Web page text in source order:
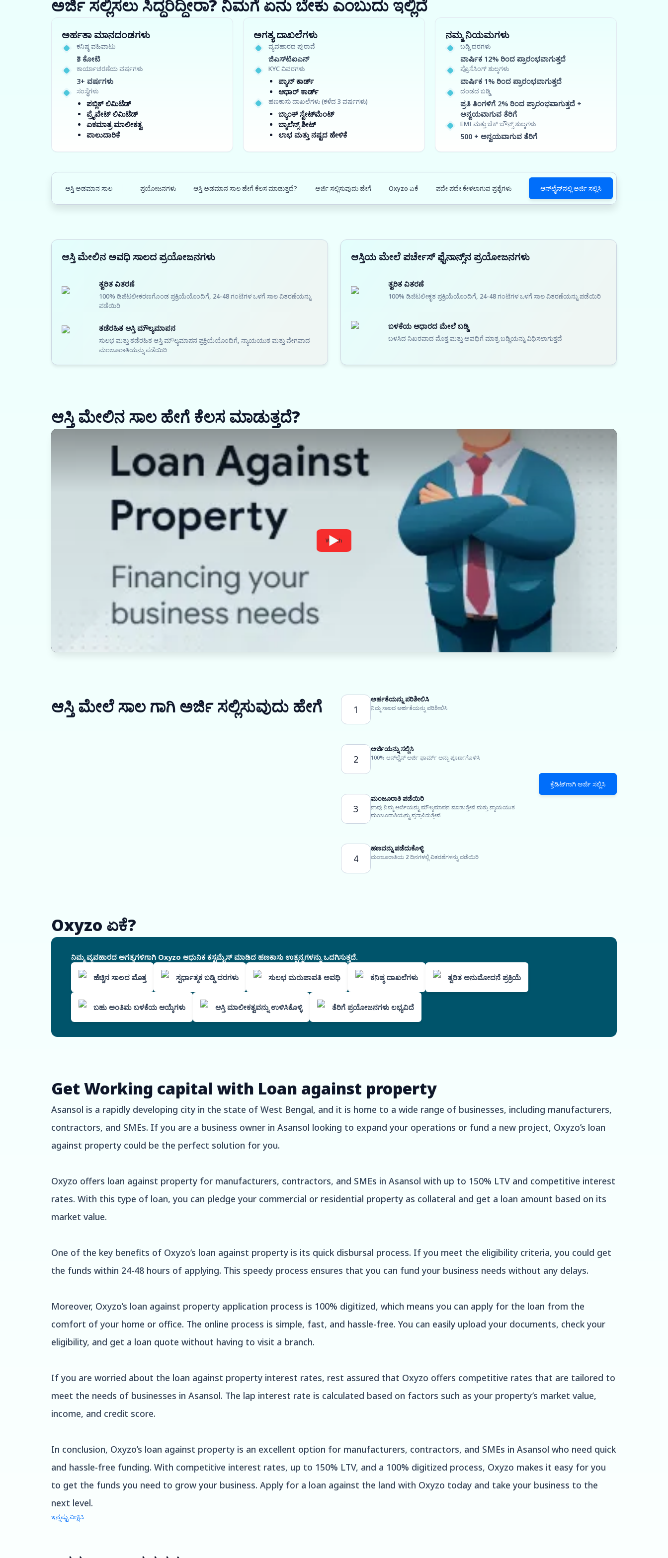
ಅರ್ಜಿ ಸಲ್ಲಿಸಲು ಸಿದ್ಧರಿದ್ದೀರಾ? ನಿಮಗೆ ಏನು ಬೇಕು ಎಂಬುದು ಇಲ್ಲಿದೆ
ಅರ್ಹತಾ ಮಾನದಂಡಗಳು
ಕನಿಷ್ಠ ವಹಿವಾಟು
₹3 ಕೋಟಿ
ಕಾರ್ಯಾಚರಣೆಯ ವರ್ಷಗಳು
3+ ವರ್ಷಗಳು
ಸಂಸ್ಥೆಗಳು
ಪಬ್ಲಿಕ್ ಲಿಮಿಟೆಡ್
ಪ್ರೈವೇಟ್ ಲಿಮಿಟೆಡ್
ಏಕಮಾತ್ರ ಮಾಲೀಕತ್ವ
ಪಾಲುದಾರಿಕೆ
ಅಗತ್ಯ ದಾಖಲೆಗಳು
ವ್ಯವಹಾರದ ಪುರಾವೆ
ಜಿಎಸ್‍ಟಿಐಎನ್
KYC ವಿವರಗಳು
ಪ್ಯಾನ್ ಕಾರ್ಡ್
ಆಧಾರ್ ಕಾರ್ಡ್
ಹಣಕಾಸು ದಾಖಲೆಗಳು (ಕಳೆದ 3 ವರ್ಷಗಳು)
ಬ್ಯಾಂಕ್ ಸ್ಟೇಟ್‌ಮೆಂಟ್
ಬ್ಯಾಲೆನ್ಸ್ ಶೀಟ್
ಲಾಭ ಮತ್ತು ನಷ್ಟದ ಹೇಳಿಕೆ
ನಮ್ಮ ನಿಯಮಗಳು
ಬಡ್ಡಿ ದರಗಳು
ವಾರ್ಷಿಕ 12% ರಿಂದ ಪ್ರಾರಂಭವಾಗುತ್ತದೆ
ಪ್ರೊಸೆಸಿಂಗ್ ಶುಲ್ಕಗಳು
ವಾರ್ಷಿಕ 1% ರಿಂದ ಪ್ರಾರಂಭವಾಗುತ್ತದೆ
ದಂಡದ ಬಡ್ಡಿ
ಪ್ರತಿ ತಿಂಗಳಿಗೆ 2% ರಿಂದ ಪ್ರಾರಂಭವಾಗುತ್ತದೆ +
ಅನ್ವಯವಾಗುವ ತೆರಿಗೆ
EMI ಮತ್ತು ಚೆಕ್ ಬೌನ್ಸ್ ಶುಲ್ಕಗಳು
500 + ಅನ್ವಯವಾಗುವ ತೆರಿಗೆ
ಆಸ್ತಿ ಅಡಮಾನ ಸಾಲ ಪ್ರಯೋಜನಗಳು ಆಸ್ತಿ ಅಡಮಾನ ಸಾಲ ಹೇಗೆ ಕೆಲಸ ಮಾಡುತ್ತದೆ? ಅರ್ಜಿ ಸಲ್ಲಿಸುವುದು ಹೇಗೆ Oxyzo ಏಕೆ ಪದೇ ಪದೇ ಕೇಳಲಾಗುವ ಪ್ರಶ್ನೆಗಳು ಆನ್‌ಲೈನ್‌ನಲ್ಲಿ ಅರ್ಜಿ ಸಲ್ಲಿಸಿ
ಆಸ್ತಿ ಮೇಲಿನ ಅವಧಿ ಸಾಲದ ಪ್ರಯೋಜನಗಳು
ತ್ವರಿತ ವಿತರಣೆ
100% ಡಿಜಿಟಲೀಕರಣಗೊಂಡ ಪ್ರಕ್ರಿಯೆಯೊಂದಿಗೆ, 24-48 ಗಂಟೆಗಳ ಒಳಗೆ ಸಾಲ ವಿತರಣೆಯನ್ನು
ಪಡೆಯಿರಿ
ತಡೆರಹಿತ ಆಸ್ತಿ ಮೌಲ್ಯಮಾಪನ
ಸುಲಭ ಮತ್ತು ತಡೆರಹಿತ ಆಸ್ತಿ ಮೌಲ್ಯಮಾಪನ ಪ್ರಕ್ರಿಯೆಯೊಂದಿಗೆ, ನ್ಯಾಯಯುತ ಮತ್ತು ವೇಗವಾದ
ಮಂಜೂರಾತಿಯನ್ನು ಪಡೆಯಿರಿ
ಆಸ್ತಿಯ ಮೇಲೆ ಪರ್ಚೇಸ್ ಫೈನಾನ್ಸ್‌ನ ಪ್ರಯೋಜನಗಳು
ತ್ವರಿತ ವಿತರಣೆ
100% ಡಿಜಿಟಲೀಕೃತ ಪ್ರಕ್ರಿಯೆಯೊಂದಿಗೆ, 24-48 ಗಂಟೆಗಳ ಒಳಗೆ ಸಾಲ ವಿತರಣೆಯನ್ನು ಪಡೆಯಿರಿ
ಬಳಕೆಯ ಆಧಾರದ ಮೇಲೆ ಬಡ್ಡಿ
ಬಳಸಿದ ನಿಖರವಾದ ಮೊತ್ತ ಮತ್ತು ಅವಧಿಗೆ ಮಾತ್ರ ಬಡ್ಡಿಯನ್ನು ವಿಧಿಸಲಾಗುತ್ತದೆ
ಆಸ್ತಿ ಮೇಲಿನ ಸಾಲ ಹೇಗೆ ಕೆಲಸ ಮಾಡುತ್ತದೆ?
Watch
ಆಸ್ತಿ ಮೇಲೆ ಸಾಲ ಗಾಗಿ ಅರ್ಜಿ ಸಲ್ಲಿಸುವುದು ಹೇಗೆ 1
ಅರ್ಹತೆಯನ್ನು ಪರಿಶೀಲಿಸಿ
ನಿಮ್ಮ ಸಾಲದ ಅರ್ಹತೆಯನ್ನು ಪರಿಶೀಲಿಸಿ
2
ಅರ್ಜಿಯನ್ನು ಸಲ್ಲಿಸಿ
100% ಆನ್‌ಲೈನ್ ಅರ್ಜಿ ಫಾರ್ಮ್ ಅನ್ನು ಪೂರ್ಣಗೊಳಿಸಿ
3
ಮಂಜೂರಾತಿ ಪಡೆಯಿರಿ
ನಾವು ನಿಮ್ಮ ಅರ್ಜಿಯನ್ನು ಮೌಲ್ಯಮಾಪನ ಮಾಡುತ್ತೇವೆ ಮತ್ತು ನ್ಯಾಯಯುತ
ಮಂಜೂರಾತಿಯನ್ನು ಪ್ರಸ್ತಾಪಿಸುತ್ತೇವೆ
4
ಹಣವನ್ನು ಪಡೆದುಕೊಳ್ಳಿ
ಮಂಜೂರಾತಿಯ 2 ದಿನಗಳಲ್ಲಿ ವಿತರಣೆಗಳನ್ನು ಪಡೆಯಿರಿ
ಕ್ರೆಡಿಟ್‌ಗಾಗಿ ಅರ್ಜಿ ಸಲ್ಲಿಸಿ
Oxyzo ಏಕೆ?
ನಿಮ್ಮ ವ್ಯವಹಾರದ ಅಗತ್ಯಗಳಿಗಾಗಿ Oxyzo ಆಧುನಿಕ ಕಸ್ಟಮೈಸ್ ಮಾಡಿದ ಹಣಕಾಸು ಉತ್ಪನ್ನಗಳನ್ನು ಒದಗಿಸುತ್ತದೆ.
ಹೆಚ್ಚಿನ ಸಾಲದ ಮೊತ್ತ ಸ್ಪರ್ಧಾತ್ಮಕ ಬಡ್ಡಿ ದರಗಳು ಸುಲಭ ಮರುಪಾವತಿ ಅವಧಿ ಕನಿಷ್ಠ ದಾಖಲೆಗಳು ತ್ವರಿತ ಅನುಮೋದನೆ ಪ್ರಕ್ರಿಯೆ
ಬಹು ಅಂತಿಮ ಬಳಕೆಯ ಆಯ್ಕೆಗಳು ಆಸ್ತಿ ಮಾಲೀಕತ್ವವನ್ನು ಉಳಿಸಿಕೊಳ್ಳಿ ತೆರಿಗೆ ಪ್ರಯೋಜನಗಳು ಲಭ್ಯವಿದೆ
Get Working capital with Loan against property
Asansol is a rapidly developing city in the state of West Bengal, and it is home to a wide range of businesses, including manufacturers,
contractors, and SMEs. If you are a business owner in Asansol looking to expand your operations or fund a new project, Oxyzo’s loan
against property could be the perfect solution for you.
Oxyzo offers loan against property for manufacturers, contractors, and SMEs in Asansol with up to 150% LTV and competitive interest
rates. With this type of loan, you can pledge your commercial or residential property as collateral and get a loan amount based on its
market value.
One of the key benefits of Oxyzo’s loan against property is its quick disbursal process. If you meet the eligibility criteria, you could get
the funds within 24-48 hours of applying. This speedy process ensures that you can fund your business needs without any delays.
Moreover, Oxyzo’s loan against property application process is 100% digitized, which means you can apply for the loan from the
comfort of your home or office. The online process is simple, fast, and hassle-free. You can easily upload your documents, check your
eligibility, and get a loan quote without having to visit a branch.
If you are worried about the loan against property interest rates, rest assured that Oxyzo offers competitive rates that are tailored to
meet the needs of businesses in Asansol. The lap interest rate is calculated based on factors such as your property’s market value,
income, and credit score.
In conclusion, Oxyzo’s loan against property is an excellent option for manufacturers, contractors, and SMEs in Asansol who need quick
and hassle-free funding. With competitive interest rates, up to 150% LTV, and a 100% digitized process, Oxyzo makes it easy for you
to get the funds you need to grow your business. Apply for a loan against the land with Oxyzo today and take your business to the
next level.
ಇನ್ನಷ್ಟು ವೀಕ್ಷಿಸಿ